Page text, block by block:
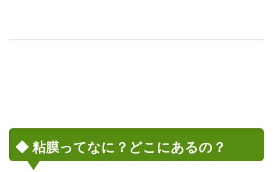
◆ 粘膜ってなに？どこにあるの？